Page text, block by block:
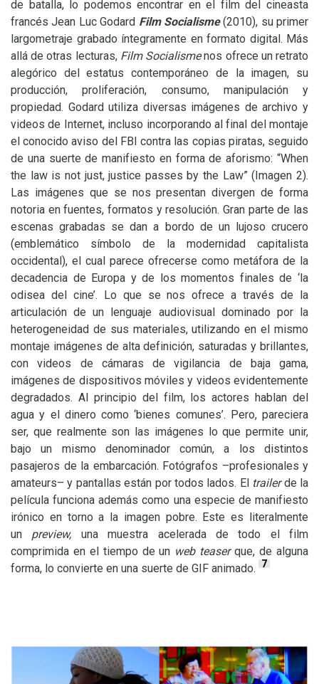
de batalla, lo podemos encontrar en el film del cineasta
francés Jean Luc Godard Film Socialisme(2010), su primer
largometraje grabado íntegramente en formato digital. Más
allá de otras lecturas, Film Socialismenos ofrece un retrato
alegórico del estatus contemporáneo de la imagen, su
producción, proliferación, consumo, manipulación y
propiedad. Godard utiliza diversas imágenes de archivo y
videos de Internet, incluso incorporando al final del montaje
el conocido aviso del FBI contra las copias piratas, seguido
de una suerte de manifiesto en forma de aforismo: “When
the law is not just, justice passes by the Law” (Imagen 2).
Las imágenes que se nos presentan divergen de forma
notoria en fuentes, formatos y resolución. Gran parte de las
escenas grabadas se dan a bordo de un lujoso crucero
(emblemático símbolo de la modernidad capitalista
occidental), el cual parece ofrecerse como metáfora de la
decadencia de Europa y de los momentos finales de ‘la
odisea del cine’. Lo que se nos ofrece a través de la
articulación de un lenguaje audiovisual dominado por la
heterogeneidad de sus materiales, utilizando en el mismo
montaje imágenes de alta definición, saturadas y brillantes,
con videos de cámaras de vigilancia de baja gama,
imágenes de dispositivos móviles y videos evidentemente
degradados. Al principio del film, los actores hablan del
agua y el dinero como ‘bienes comunes’. Pero, pareciera
ser, que realmente son las imágenes lo que permite unir,
bajo un mismo denominador común, a los distintos
pasajeros de la embarcación. Fotógrafos –profesionales y
amateurs– y pantallas están por todos lados. El trailer de la
película funciona además como una especie de manifiesto
irónico en torno a la imagen pobre. Este es literalmente
un preview,
una muestra acelerada de todo el film
comprimida en el tiempo de un web teaser que, de alguna
forma, lo convierte en una suerte de GIF animado. 7